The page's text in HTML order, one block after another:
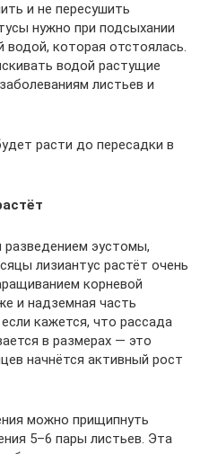
и не пересушить
нужно при подсыхании
водой, которая отстоялась.
водой растущие
листьев и
расти до пересадки в
эустомы,
лизиантус растёт очень
корневой
и надземная часть
кажется, что рассада
в размерах — это
начнётся активный рост
можно прищипнуть
5–6 пары листьев. Эта